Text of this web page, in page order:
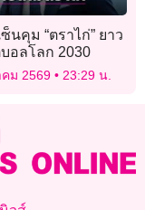
ซ็นคุม “ตราไก่” ยาว
อลโลก 2030
ม 2569 23:29 น.